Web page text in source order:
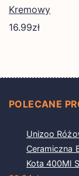
Kremowy
16.99zł
POLECANE
Unizoo
Ceramiczna
Kota 400Ml S